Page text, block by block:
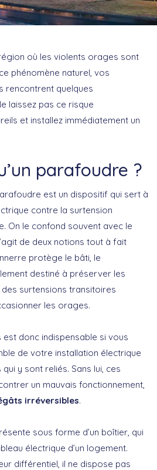
où les violents orages sont
phénomène naturel, vos
rencontrent quelques
laissez pas ce risque
et installez immédiatement un
parafoudre ?
est un dispositif qui sert à
contre la surtension
On le confond souvent avec le
de deux notions tout à fait
protège le bâti, le
destiné à préserver les
surtensions transitoires
les orages.
donc indispensable si vous
de votre installation électrique
y sont reliés. Sans lui, ces
un mauvais fonctionnement,
irréversibles.
sous forme d’un boîtier, qui
électrique d’un logement.
différentiel, il ne dispose pas